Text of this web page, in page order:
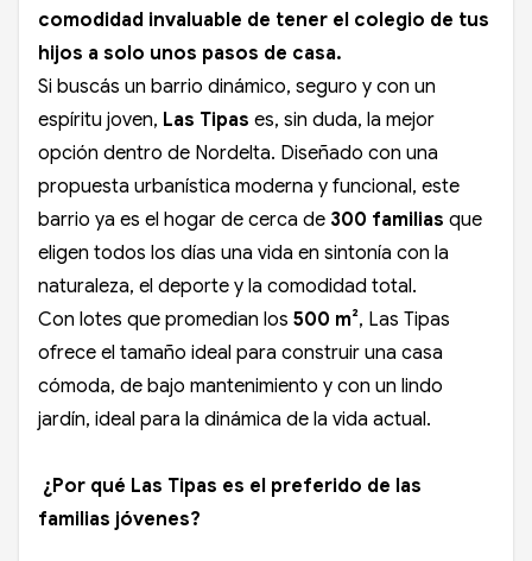
comodidad invaluable de tener el colegio de tus
hijos a solo unos pasos de casa.
Si buscás un barrio dinámico, seguro y con un
espíritu joven, Las Tipas es, sin duda, la mejor
opción dentro de Nordelta. Diseñado con una
propuesta urbanística moderna y funcional, este
barrio ya es el hogar de cerca de 300 familias que
eligen todos los días una vida en sintonía con la
naturaleza, el deporte y la comodidad total.
Con lotes que promedian los 500 m², Las Tipas
ofrece el tamaño ideal para construir una casa
cómoda, de bajo mantenimiento y con un lindo
jardín, ideal para la dinámica de la vida actual.
¿Por qué Las Tipas es el preferido de las
familias jóvenes?